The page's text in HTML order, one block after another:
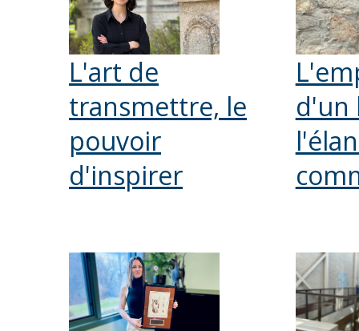
L'art de
transmettre, le
pouvoir
d'inspirer
d'un